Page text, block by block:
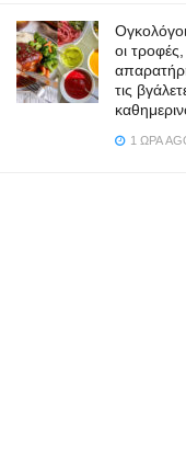
οι
τις
1 ΏΡΑ